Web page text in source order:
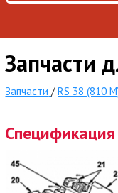
Запчасти
Запчасти /RS 38 (810